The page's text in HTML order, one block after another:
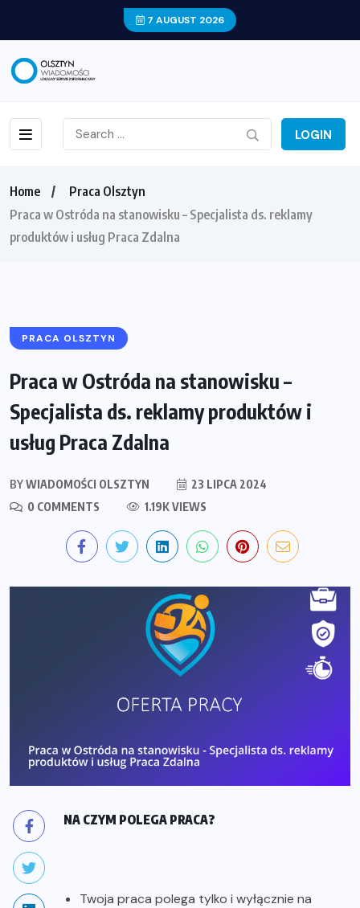
7 AUGUST 2026
LOGIN
Home
Praca Olsztyn
Praca w Ostróda na stanowisku – Specjalista ds. reklamy
produktów i usług Praca Zdalna
PRACA OLSZTYN
Praca w Ostróda na stanowisku –
Specjalista ds. reklamy produktów i
usług Praca Zdalna
BYWIADOMOŚCI OLSZTYN
23 LIPCA 2024
0 COMMENTS
1.19K VIEWS
NA CZYM POLEGA PRACA?
Twoja praca polega tylko i wyłącznie na